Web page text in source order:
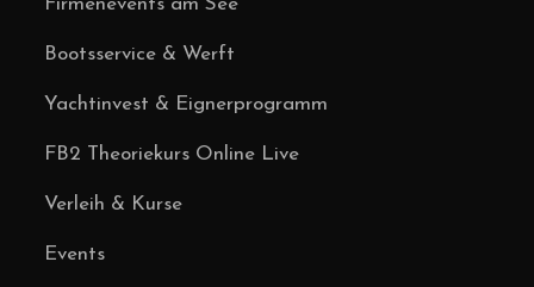
Firmenevents am See
Bootsservice & Werft
Yachtinvest & Eignerprogramm
FB2 Theoriekurs Online Live
Verleih & Kurse
Events